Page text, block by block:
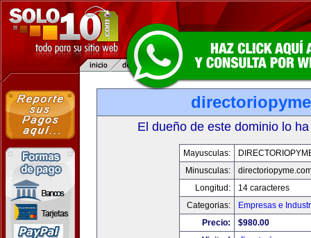
El dueño de este dominio lo
Mayusculas:
Minusculas:
Longitud:
14 caracteres
Categorias:
Empresas e
Precio:
$980.00